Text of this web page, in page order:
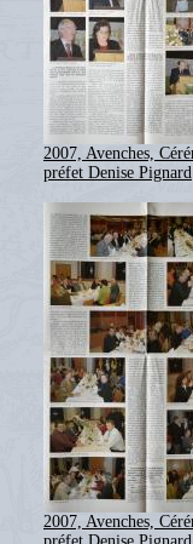
2007, Avenches,
préfet Denise Pignard
2007, Avenches,